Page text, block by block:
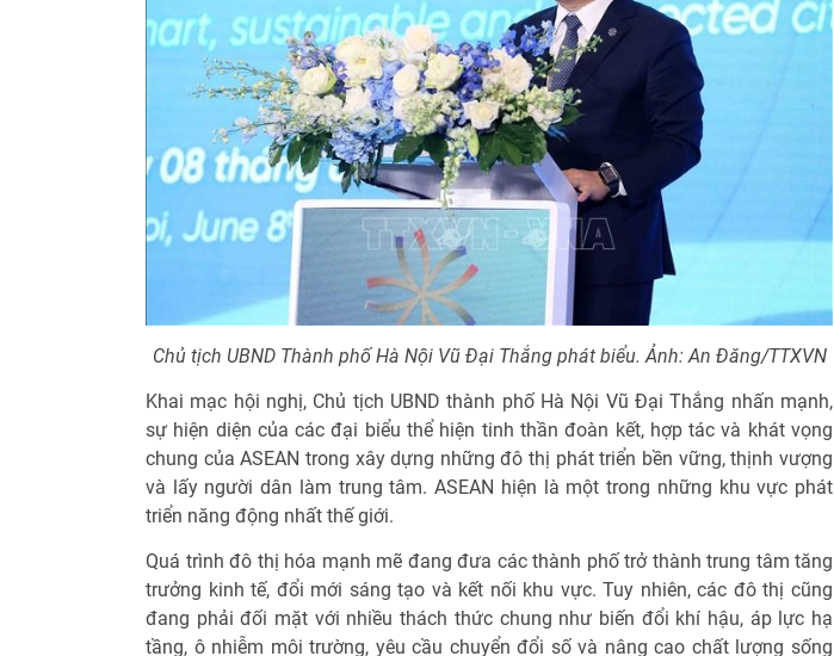
Chủ tịch UBND Thành phố Hà Nội Vũ Đại Thắng phát biểu. Ảnh: An Đăng/TTXVN
Khai mạc hội nghị, Chủ tịch UBND thành phố Hà Nội Vũ Đại Thắng nhấn mạnh,
sự hiện diện của các đại biểu thể hiện tinh thần đoàn kết, hợp tác và khát vọng
chung của ASEAN trong xây dựng những đô thị phát triển bền vững, thịnh vượng
và lấy người dân làm trung tâm. ASEAN hiện là một trong những khu vực phát
triển năng động nhất thế giới.
Quá trình đô thị hóa mạnh mẽ đang đưa các thành phố trở thành trung tâm tăng
trưởng kinh tế, đổi mới sáng tạo và kết nối khu vực. Tuy nhiên, các đô thị cũng
đang phải đối mặt với nhiều thách thức chung như biến đổi khí hậu, áp lực hạ
tầng, ô nhiễm môi trường, yêu cầu chuyển đổi số và nâng cao chất lượng sống